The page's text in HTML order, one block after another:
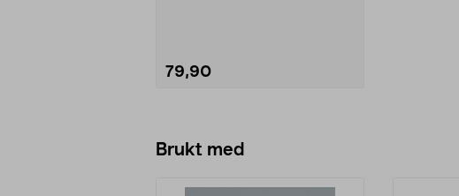
79,90
Brukt med